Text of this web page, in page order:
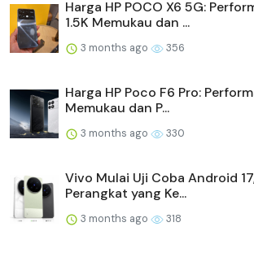
Harga HP POCO X6 5G:
1.5K Memukau dan ...
3 months ago 356
Harga HP Poco F6 Pro:
Memukau dan P...
3 months ago 330
Vivo Mulai Uji Coba Android
Perangkat yang Ke...
3 months ago 318